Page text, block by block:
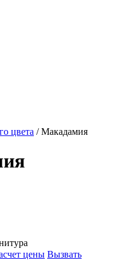
цвета / Макадамия
цены Вызвать